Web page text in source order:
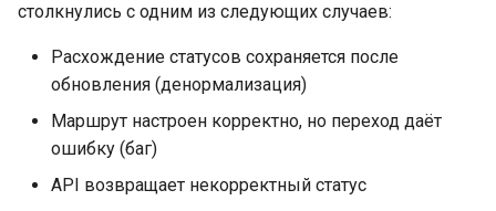
столкнулись с одним из следующих случаев:
Расхождение статусов сохраняется после
обновления (денормализация)
Маршрут настроен корректно, но переход даёт
ошибку (баг)
API возвращает некорректный статус